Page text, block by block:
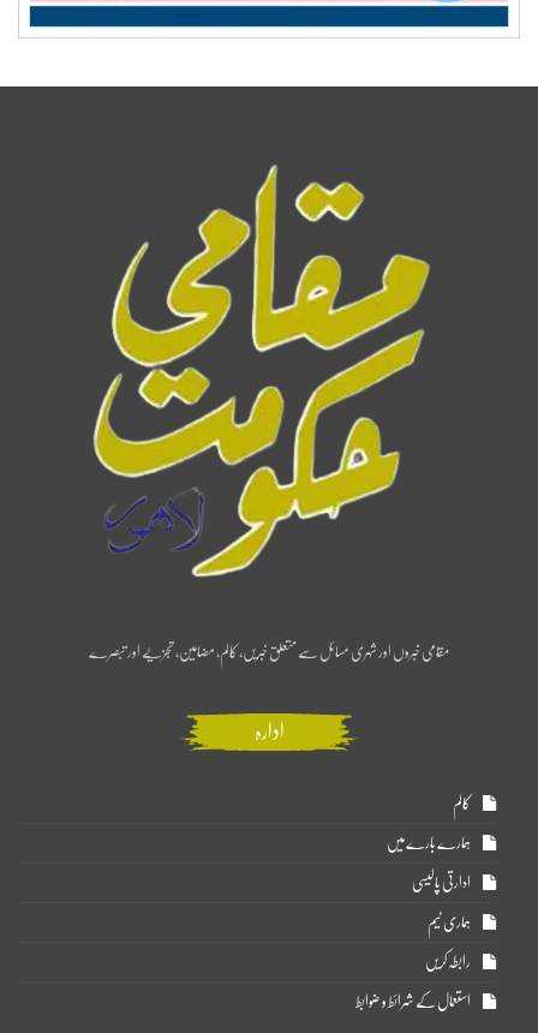
مقامی خبروں اور شہری مسائل سے متعلق خبریں، کالم، مضامین، تجزیے اور تبصرے
ادارہ
کالم
ہمارے بارے میں
ادارتی پالیسی
ہماری ٹیم
رابطہ کریں
استعمال کے شرائط و ضوابط